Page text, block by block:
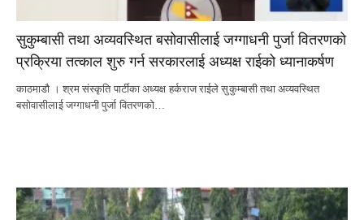
सुकुम्बासी तथा अव्यवस्थित बसोवासीलाई जग्गाधनी पुर्जा वितरणको
प्रक्रिया तत्काल शुरु गर्न सरकारलाई अध्यक्ष राईको ध्यानाकर्षण
काठमाडौ । श्रम संस्कृति पार्टीका अध्यक्ष हर्कराज राईले सुकुम्बासी तथा अव्यवस्थित
बसोवासीलाई जग्गाधनी पुर्जा वितरणको…